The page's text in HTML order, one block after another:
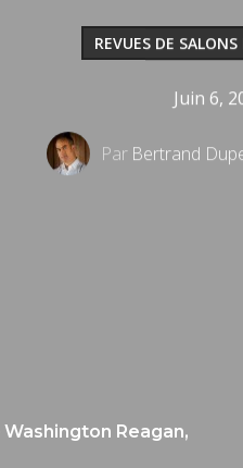
Reagan,
REVUES DE
Juin 6,
Par Bertrand